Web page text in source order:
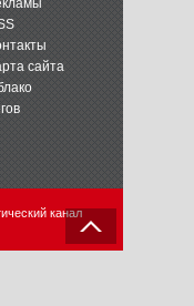
сайта
канал